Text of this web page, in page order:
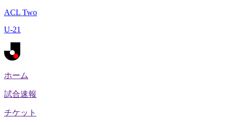
ACL Two
U-21
ホーム
試合速報
チケット